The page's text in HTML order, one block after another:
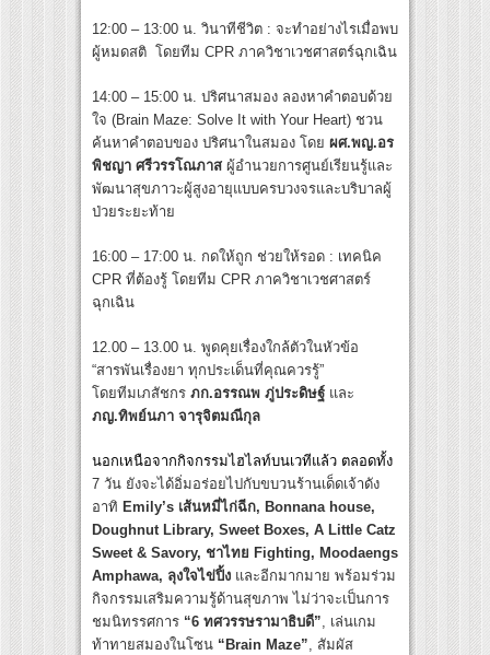
12:00 – 13:00 น. วินาทีชีวิต : จะทำอย่างไรเมื่อพบ
ผู้หมดสติ โดยทีม CPR ภาควิชาเวชศาสตร์ฉุกเฉิน
14:00 – 15:00 น. ปริศนาสมอง ลองหาคำตอบด้วย
ใจ (Brain Maze: Solve It with Your Heart) ชวน
ค้นหาคำตอบของ ปริศนาในสมอง โดย ผศ.พญ.อร
พิชญา ศรีวรรโณภาสผู้อำนวยการศูนย์เรียนรู้และ
พัฒนาสุขภาวะผู้สูงอายุแบบครบวงจรและบริบาลผู้
ป่วยระยะท้าย
16:00 – 17:00 น. กดให้ถูก ช่วยให้รอด : เทคนิค
CPR ที่ต้องรู้ โดยทีม CPR ภาควิชาเวชศาสตร์
ฉุกเฉิน
12.00 – 13.00 น. พูดคุยเรื่องใกล้ตัวในหัวข้อ
“สารพันเรื่องยา ทุกประเด็นที่คุณควรรู้”
โดยทีมเภสัชกร ภก.อรรณพ ภู่ประดิษฐ์ และ
ภญ.ทิพย์นภา จารุจิตมณีกุล
นอกเหนือจากกิจกรรมไฮไลท์บนเวทีแล้ว ตลอดทั้ง
7 วัน ยังจะได้อิ่มอร่อยไปกับขบวนร้านเด็ดเจ้าดัง
อาทิ Emily’s เส้นหมี่ไก่ฉีก, Bonnana house,
Doughnut Library, Sweet Boxes, A Little Catz
Sweet & Savory, ชาไทย Fighting, Moodaengs
Amphawa, ลุงใจไข่ปิ้ง และอีกมากมาย พร้อมร่วม
กิจกรรมเสริมความรู้ด้านสุขภาพ ไม่ว่าจะเป็นการ
ชมนิทรรศการ “6 ทศวรรษรามาธิบดี”, เล่นเกม
ท้าทายสมองในโซน “ Brain Maze”, สัมผัส